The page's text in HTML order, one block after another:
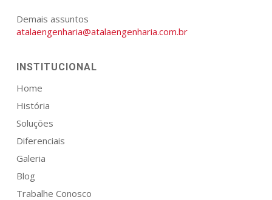
Demais assuntos
atalaengenharia@atalaengenharia.com.br
INSTITUCIONAL
Home
História
Soluções
Diferenciais
Galeria
Blog
Trabalhe Conosco